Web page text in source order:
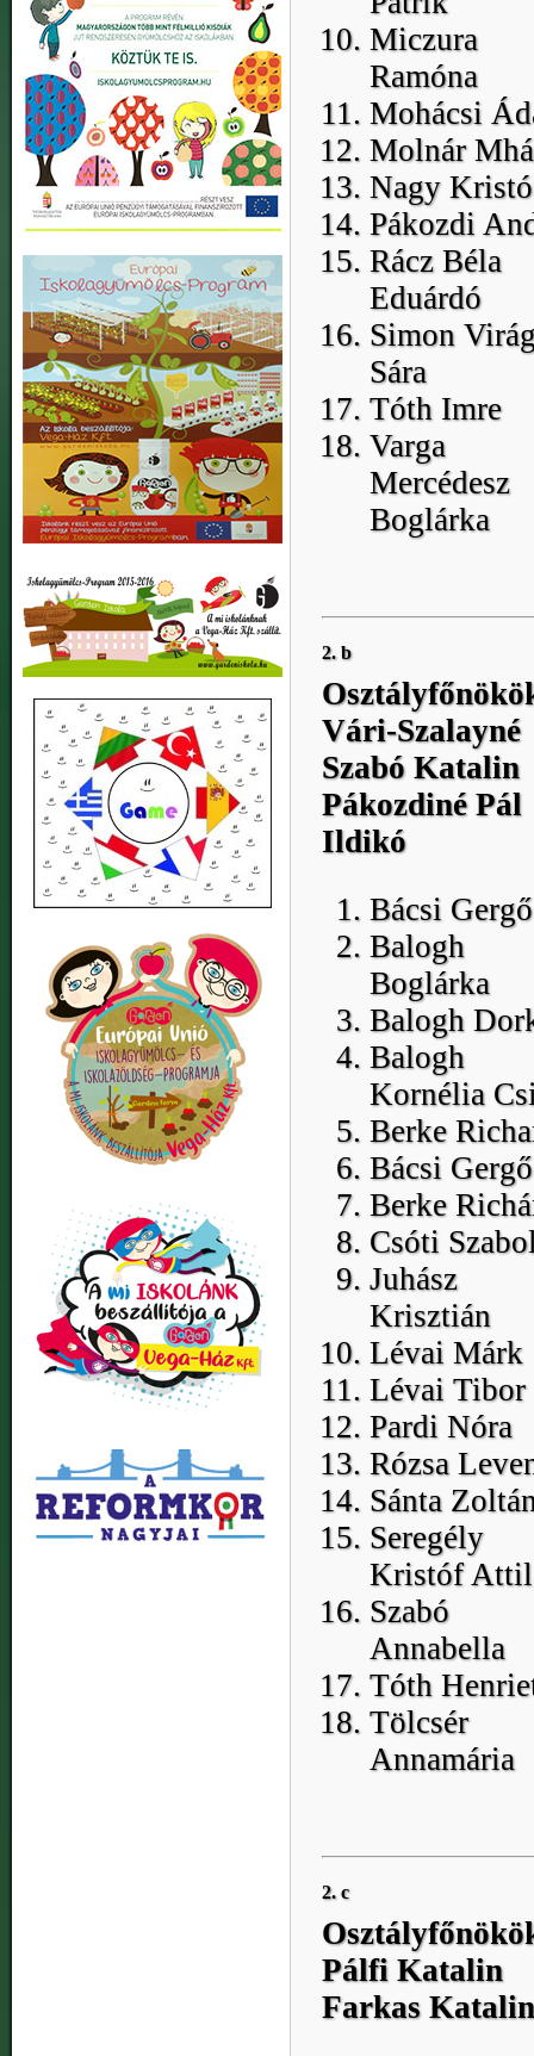
Miczura
Ramóna
Mohácsi
Molnár
Nagy
Pákozdi
Rácz Béla
Eduárdó
Simon
Sára
Tóth Imre
Varga
Mercédesz
Boglárka
2. b
Vári-Szalayné
Szabó Katalin
Pákozdiné Pál
Ildikó
Bácsi Gergő
Balogh
Boglárka
Balogh
Balogh
Kornélia
Berke
Bácsi Gergő
Berke
Csóti
Juhász
Krisztián
Lévai Márk
Lévai Tibor
Pardi Nóra
Rózsa
Sánta
Seregély
Kristóf
Szabó
Annabella
Tóth
Tölcsér
Annamária
2. c
Pálfi Katalin
Farkas Katalin